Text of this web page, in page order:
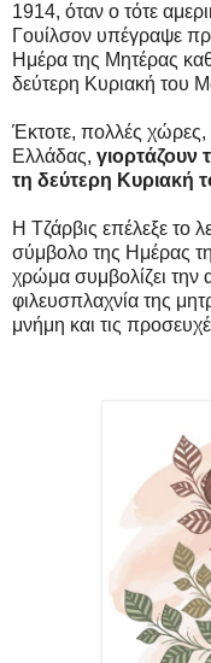
1914, όταν ο τότε
Γουίλσον υπέγραψε
Ημέρα της Μητέρας
δεύτερη Κυριακή του
Έκτοτε, πολλές χώρες,
Ελλάδας, γιορτάζουν
τη δεύτερη Κυριακή
H Τζάρβις επέλεξε το
σύμβολο της Ημέρας
χρώμα συμβολίζει την
φιλευσπλαχνία της
μνήμη και τις